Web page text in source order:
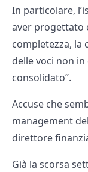
In particolare,
aver progettato
completezza, la
delle voci non
consolidato”.
Accuse che
management
direttore
Già la scorsa